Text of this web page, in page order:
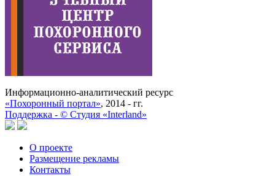
Информационно-аналитический ресурс
«Похоронный портал», 2014 - гг.
Поддержка - © Cтудия «Interland»
О проекте
Размещение рекламы
Контакты